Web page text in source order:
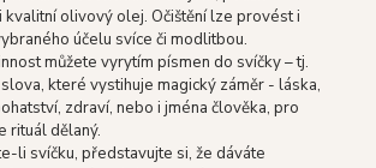
kvalitní olivový olej. Očištění lze provést i
účelu svíce či modlitbou.
můžete vyrytím písmen do svíčky – tj.
které vystihuje magický záměr - láska,
zdraví, nebo i jména člověka, pro
rituál dělaný.
li svíčku, představujte si, že dáváte